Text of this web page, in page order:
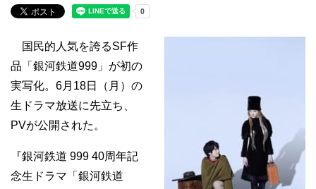
国民的人気を誇るSF作
品「銀河鉄道999」が初の
実写化。6月18日（月）の
生ドラマ放送に先立ち、
PVが公開された。
『銀河鉄道 999 40周年記
念生ドラマ「銀河鉄道